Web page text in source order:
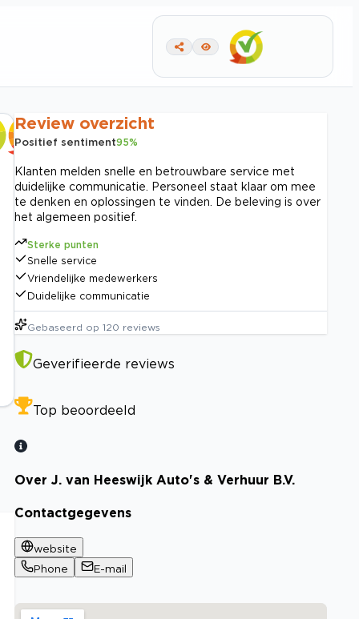
Review overzicht
Positief sentiment95%
Klanten melden snelle en betrouwbare service met
duidelijke communicatie. Personeel staat klaar om mee
te denken en oplossingen te vinden. De beleving is over
het algemeen positief.
Sterke punten
Snelle service
Vriendelijke medewerkers
Duidelijke communicatie
Gebaseerd op 120 reviews
Geverifieerde reviews
Top beoordeeld
Over J. van Heeswijk Auto's & Verhuur B.V.
Contactgegevens
website
Phone
E-mail